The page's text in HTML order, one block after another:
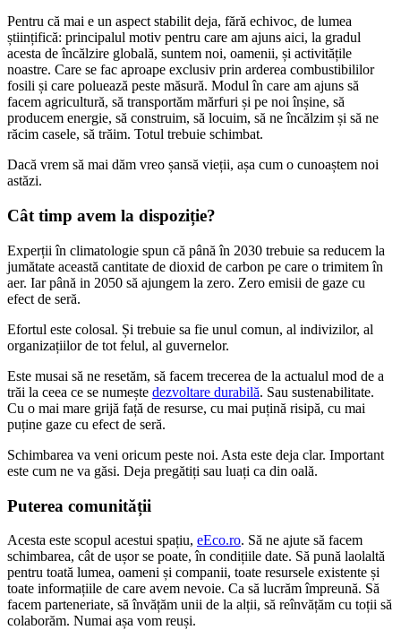
Pentru că mai e un aspect stabilit deja, fără echivoc, de lumea
științifică: principalul motiv pentru care am ajuns aici, la gradul
acesta de încălzire globală, suntem noi, oamenii, și activitățile
noastre. Care se fac aproape exclusiv prin arderea combustibililor
fosili și care poluează peste măsură. Modul în care am ajuns să
facem agricultură, să transportăm mărfuri și pe noi înșine, să
producem energie, să construim, să locuim, să ne încălzim și să ne
răcim casele, să trăim. Totul trebuie schimbat.
Dacă vrem să mai dăm vreo șansă vieții, așa cum o cunoaștem noi
astăzi.
Cât timp avem la dispoziție?
Experții în climatologie spun că până în 2030 trebuie sa reducem la
jumătate această cantitate de dioxid de carbon pe care o trimitem în
aer. Iar până in 2050 să ajungem la zero. Zero emisii de gaze cu
efect de seră.
Efortul este colosal. Și trebuie sa fie unul comun, al indivizilor, al
organizațiilor de tot felul, al guvernelor.
Este musai să ne resetăm, să facem trecerea de la actualul mod de a
trăi la ceea ce se numește dezvoltare durabilă. Sau sustenabilitate.
Cu o mai mare grijă față de resurse, cu mai puțină risipă, cu mai
puține gaze cu efect de seră.
Schimbarea va veni oricum peste noi. Asta este deja clar. Important
este cum ne va găsi. Deja pregătiți sau luați ca din oală.
Puterea comunității
Acesta este scopul acestui spațiu, eEco.ro. Să ne ajute să facem
schimbarea, cât de ușor se poate, în condițiile date. Să pună laolaltă
pentru toată lumea, oameni și companii, toate resursele existente și
toate informațiile de care avem nevoie. Ca să lucrăm împreună. Să
facem parteneriate, să învățăm unii de la alții, să reînvățăm cu toții să
colaborăm. Numai așa vom reuși.